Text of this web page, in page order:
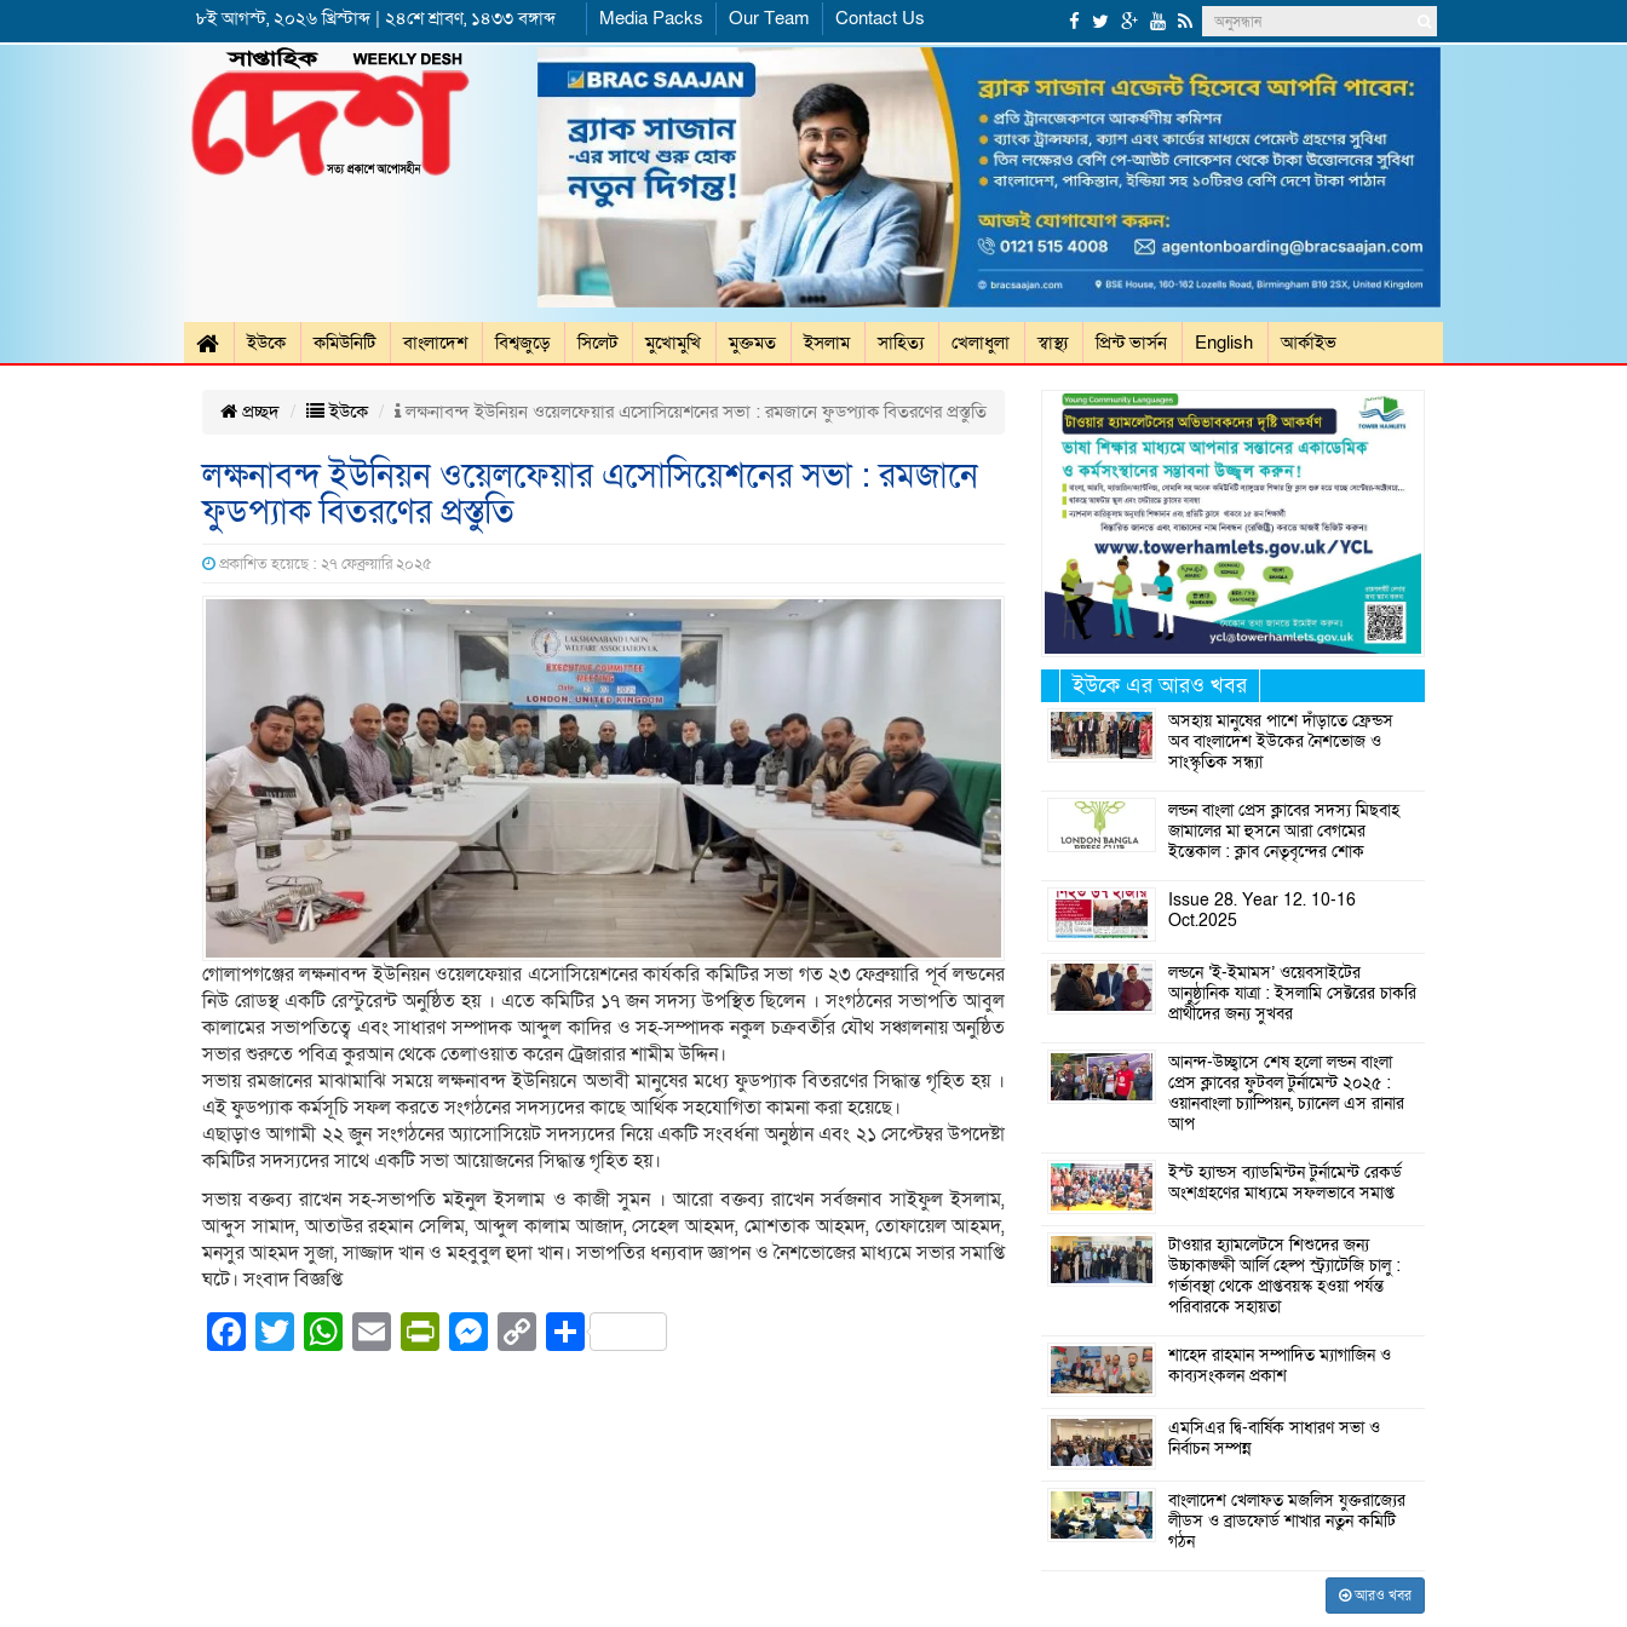
৮ই আগস্ট, ২০২৬ খ্রিস্টাব্দ | ২৪শে শ্রাবণ, ১৪৩৩ বঙ্গাব্দ Media Packs Our Team Contact Us
ইউকে কমিউনিটি বাংলাদেশ বিশ্বজুড়ে সিলেট মুখোমুখি মুক্তমত ইসলাম সাহিত্য খেলাধুলা স্বাস্থ্য প্রিন্ট ভার্সন English আর্কাইভ
প্রচ্ছদ ইউকে লক্ষনাবন্দ ইউনিয়ন ওয়েলফেয়ার এসোসিয়েশনের সভা : রমজানে ফুডপ্যাক বিতরণের প্রস্তুতি
লক্ষনাবন্দ ইউনিয়ন ওয়েলফেয়ার এসোসিয়েশনের সভা : রমজানে
ফুডপ্যাক বিতরণের প্রস্তুতি
প্রকাশিত হয়েছে : ২৭ ফেব্রুয়ারি ২০২৫
গোলাপগঞ্জের লক্ষনাবন্দ ইউনিয়ন ওয়েলফেয়ার এসোসিয়েশনের কার্যকরি কমিটির সভা গত ২৩ ফেব্রুয়ারি পূর্ব লন্ডনের
নিউ রোডস্থ একটি রেস্টুরেন্ট অনুষ্ঠিত হয় । এতে কমিটির ১৭ জন সদস্য উপস্থিত ছিলেন । সংগঠনের সভাপতি আবুল
কালামের সভাপতিত্বে এবং সাধারণ সম্পাদক আব্দুল কাদির ও সহ-সম্পাদক নকুল চক্রবর্তীর যৌথ সঞ্চালনায় অনুষ্ঠিত
সভার শুরুতে পবিত্র কুরআন থেকে তেলাওয়াত করেন ট্রেজারার শামীম উদ্দিন।
সভায় রমজানের মাঝামাঝি সময়ে লক্ষনাবন্দ ইউনিয়নে অভাবী মানুষের মধ্যে ফুডপ্যাক বিতরণের সিদ্ধান্ত গৃহিত হয় ।
এই ফুডপ্যাক কর্মসূচি সফল করতে সংগঠনের সদস্যদের কাছে আর্থিক সহযোগিতা কামনা করা হয়েছে।
এছাড়াও আগামী ২২ জুন সংগঠনের অ্যাসোসিয়েট সদস্যদের নিয়ে একটি সংবর্ধনা অনুষ্ঠান এবং ২১ সেপ্টেম্বর উপদেষ্টা
কমিটির সদস্যদের সাথে একটি সভা আয়োজনের সিদ্ধান্ত গৃহিত হয়।
সভায় বক্তব্য রাখেন সহ-সভাপতি মইনুল ইসলাম ও কাজী সুমন । আরো বক্তব্য রাখেন সর্বজনাব সাইফুল ইসলাম,
আব্দুস সামাদ, আতাউর রহমান সেলিম, আব্দুল কালাম আজাদ, সেহেল আহমদ, মোশতাক আহমদ, তোফায়েল আহমদ,
মনসুর আহমদ সুজা, সাজ্জাদ খান ও মহবুবুল হুদা খান। সভাপতির ধন্যবাদ জ্ঞাপন ও নৈশভোজের মাধ্যমে সভার সমাপ্তি
ঘটে। সংবাদ বিজ্ঞপ্তি
Facebook
Twitter
WhatsApp
EmailPrintFriendly
Messenger
CopyShare
ইউকে এর আরও খবর
অসহায় মানুষের পাশে দাঁড়াতে ফ্রেন্ডস
অব বাংলাদেশ ইউকের নৈশভোজ ও
সাংস্কৃতিক সন্ধ্যা
লন্ডন বাংলা প্রেস ক্লাবের সদস্য মিছবাহ
জামালের মা হুসনে আরা বেগমের
ইন্তেকাল : ক্লাব নেতৃবৃন্দের শোক
Issue 28. Year 12. 10-16
Oct.2025
লন্ডনে ‘ই-ইমামস’ ওয়েবসাইটের
আনুষ্ঠানিক যাত্রা : ইসলামি সেক্টরের চাকরি
প্রার্থীদের জন্য সুখবর
আনন্দ-উচ্ছ্বাসে শেষ হলো লন্ডন বাংলা
প্রেস ক্লাবের ফুটবল টুর্নামেন্ট ২০২৫ :
ওয়ানবাংলা চ্যাম্পিয়ন, চ্যানেল এস রানার
আপ
ইস্ট হ্যান্ডস ব্যাডমিন্টন টুর্নামেন্ট রেকর্ড
অংশগ্রহণের মাধ্যমে সফলভাবে সমাপ্ত
টাওয়ার হ্যামলেটসে শিশুদের জন্য
উচ্চাকাঙ্ক্ষী আর্লি হেল্প স্ট্র্যাটেজি চালু :
গর্ভাবস্থা থেকে প্রাপ্তবয়স্ক হওয়া পর্যন্ত
পরিবারকে সহায়তা
শাহেদ রাহমান সম্পাদিত ম্যাগাজিন ও
কাব্যসংকলন প্রকাশ
এমসিএর দ্বি-বার্ষিক সাধারণ সভা ও
নির্বাচন সম্পন্ন
বাংলাদেশ খেলাফত মজলিস যুক্তরাজ্যের
লীডস ও ব্রাডফোর্ড শাখার নতুন কমিটি
গঠন
আরও খবর